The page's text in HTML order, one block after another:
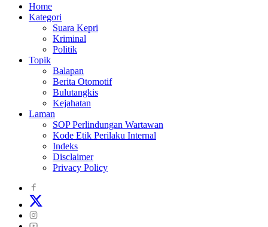
Home
Kategori
Suara Kepri
Kriminal
Politik
Topik
Balapan
Berita Otomotif
Bulutangkis
Kejahatan
Laman
SOP Perlindungan Wartawan
Kode Etik Perilaku Internal
Indeks
Disclaimer
Privacy Policy